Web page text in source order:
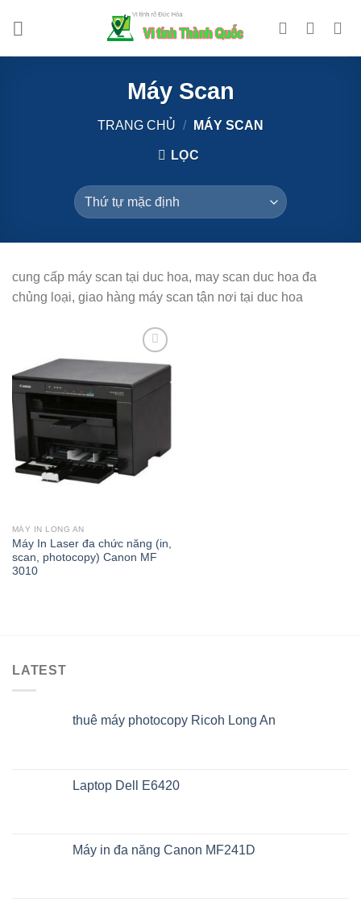
Máy Scan
TRANG CHỦ / MÁY SCAN
LỌC
cung cấp máy scan tại duc hoa, may scan duc hoa đa
chủng loại, giao hàng máy scan tận nơi tại duc hoa
Add to
Wishlist
MÁY IN LONG AN
Máy In Laser đa chức năng (in,
scan, photocopy) Canon MF
3010
LATEST
thuê máy photocopy Ricoh Long An
Laptop Dell E6420
Máy in đa năng Canon MF241D